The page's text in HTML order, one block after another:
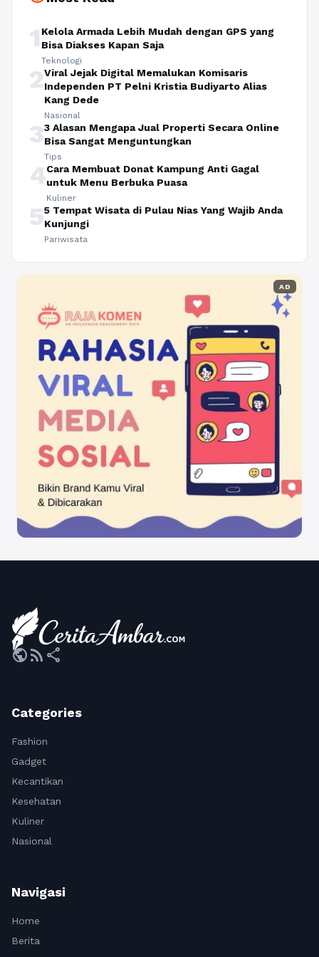
1 Kelola Armada Lebih Mudah dengan GPS yang
Bisa Diakses Kapan Saja
Teknologi
2Viral Jejak Digital Memalukan Komisaris
Independen PT Pelni Kristia Budiyarto Alias
Kang Dede
Nasional
33 Alasan Mengapa Jual Properti Secara Online
Bisa Sangat Menguntungkan
Tips
4Cara Membuat Donat Kampung Anti Gagal
untuk Menu Berbuka Puasa
Kuliner
55 Tempat Wisata di Pulau Nias Yang Wajib Anda
Kunjungi
Pariwisata
AD
publicrss_feed share
Categories
Fashion
Gadget
Kecantikan
Kesehatan
Kuliner
Nasional
Navigasi
Home
Berita